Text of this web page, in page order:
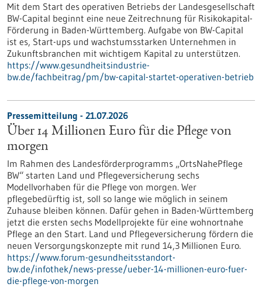
Mit dem Start des operativen Betriebs der Landesgesellschaft
BW-Capital beginnt eine neue Zeitrechnung für Risikokapital-
Förderung in Baden-Württemberg. Aufgabe von BW-Capital
ist es, Start-ups und wachstumsstarken Unternehmen in
Zukunftsbranchen mit wichtigem Kapital zu unterstützen.
https://www.gesundheitsindustrie-
bw.de/fachbeitrag/pm/bw-capital-startet-operativen-betrieb
Pressemitteilung - 21.07.2026
Über 14 Millionen Euro für die Pflege von
morgen
Im Rahmen des Landesförderprogramms „OrtsNahePflege
BW“ starten Land und Pflegeversicherung sechs
Modellvorhaben für die Pflege von morgen. Wer
pflegebedürftig ist, soll so lange wie möglich in seinem
Zuhause bleiben können. Dafür gehen in Baden-Württemberg
jetzt die ersten sechs Modellprojekte für eine wohnortnahe
Pflege an den Start. Land und Pflegeversicherung fördern die
neuen Versorgungskonzepte mit rund 14,3 Millionen Euro.
https://www.forum-gesundheitsstandort-
bw.de/infothek/news-presse/ueber-14-millionen-euro-fuer-
die-pflege-von-morgen